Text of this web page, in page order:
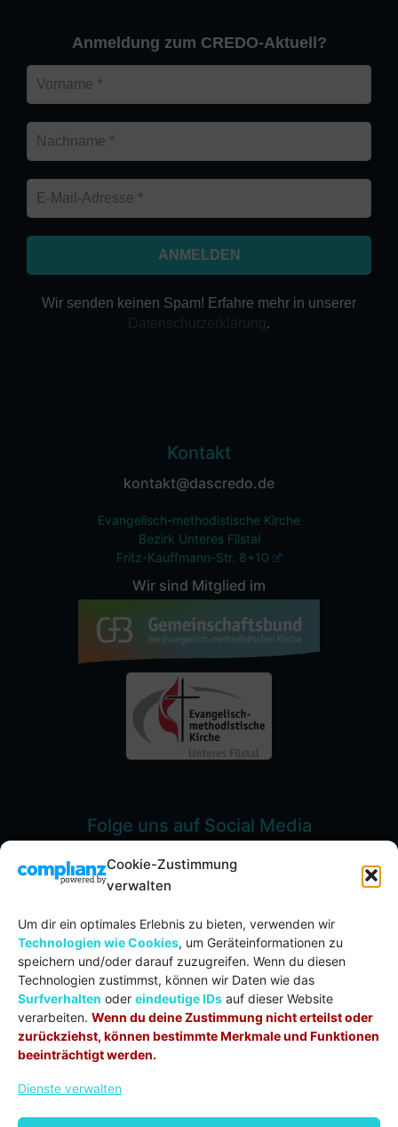
Cookie-Zustimmung
verwalten
Um dir ein optimales Erlebnis zu bieten, verwenden wir
Technologien wie Cookies, um Geräteinformationen zu
speichern und/oder darauf zuzugreifen. Wenn du diesen
Technologien zustimmst, können wir Daten wie das
Surfverhalten oder eindeutige IDs auf dieser Website
verarbeiten. Wenn du deine Zustimmung nicht erteilst oder
zurückziehst, können bestimmte Merkmale und Funktionen
beeinträchtigt werden.
Dienste verwalten
Anmeldung zum CREDO-Aktuell?
Wir senden keinen Spam! Erfahre mehr in unserer
.
Kontakt
kontakt@dascredo.de
Evangelisch-methodistische Kirche
Bezirk Unteres Filstal
Fritz-Kauffmann-Str. 8+10
Wir sind Mitglied im
Folge uns auf Social Media
Spenden
Evang.-meth. Kirche Unteres Filstal
IBAN:DE71 6105 0000 0002 0053 57
BIC:GOPSDE6GXXX
Verwendungszweck:Spende
© COPYRIGHT 2020 – 2026 | DAS CREDO